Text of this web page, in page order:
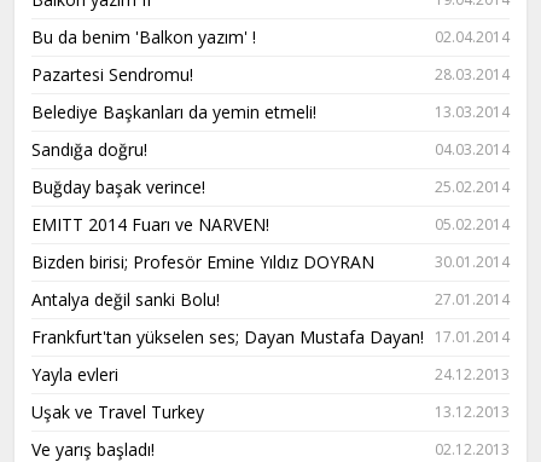
Bu da benim 'Balkon yazım' ! 02.04.2014
Pazartesi Sendromu! 28.03.2014
Belediye Başkanları da yemin etmeli! 13.03.2014
Sandığa doğru! 04.03.2014
Buğday başak verince! 25.02.2014
EMITT 2014 Fuarı ve NARVEN! 05.02.2014
Bizden birisi; Profesör Emine Yıldız DOYRAN 30.01.2014
Antalya değil sanki Bolu! 27.01.2014
Frankfurt'tan yükselen ses; Dayan Mustafa Dayan! 17.01.2014
Yayla evleri 24.12.2013
Uşak ve Travel Turkey 13.12.2013
Ve yarış başladı! 02.12.2013